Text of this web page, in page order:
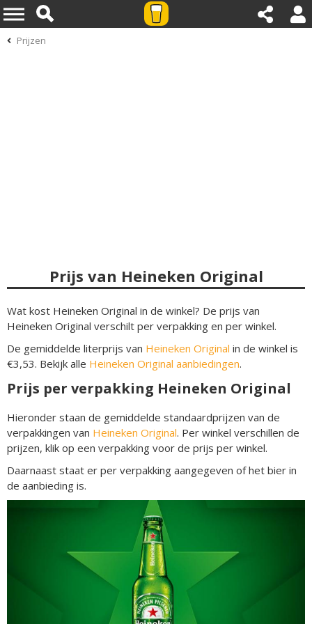
Prijzen
Prijs van Heineken Original
Wat kost Heineken Original in de winkel? De prijs van
Heineken Original verschilt per verpakking en per winkel.
De gemiddelde literprijs van Heineken Original in de winkel is
€3,53. Bekijk alle Heineken Original aanbiedingen.
Prijs per verpakking Heineken Original
Hieronder staan de gemiddelde standaardprijzen van de
verpakkingen van Heineken Original. Per winkel verschillen de
prijzen, klik op een verpakking voor de prijs per winkel.
Daarnaast staat er per verpakking aangegeven of het bier in
de aanbieding is.